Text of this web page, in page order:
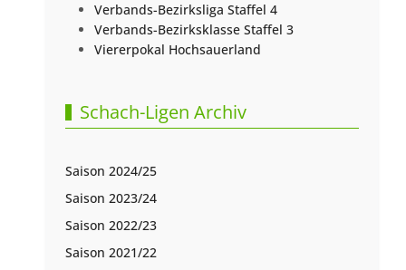
Verbands-Bezirksliga Staffel 4
Verbands-Bezirksklasse Staffel 3
Viererpokal Hochsauerland
Schach-Ligen Archiv
Saison 2024/25
Saison 2023/24
Saison 2022/23
Saison 2021/22